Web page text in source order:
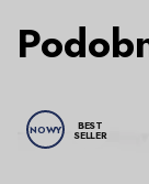
NOWY BEST
SELLER